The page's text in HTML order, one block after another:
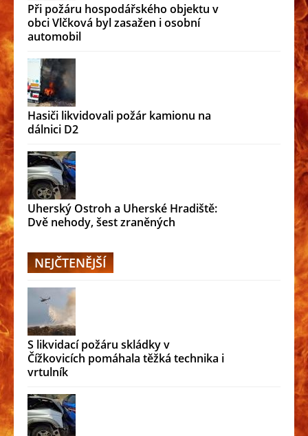
Při požáru hospodářského objektu v
obci Vlčková byl zasažen i osobní
automobil
Hasiči likvidovali požár kamionu na
dálnici D2
Uherský Ostroh a Uherské Hradiště:
Dvě nehody, šest zraněných
NEJČTENĚJŠÍ
S likvidací požáru skládky v
Čížkovicích pomáhala těžká technika i
vrtulník